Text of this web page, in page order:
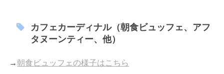
カフェカーディナル（朝食ビュッフェ、アフ
タヌーンティー、他）
→朝食ビュッフェの様子はこちら